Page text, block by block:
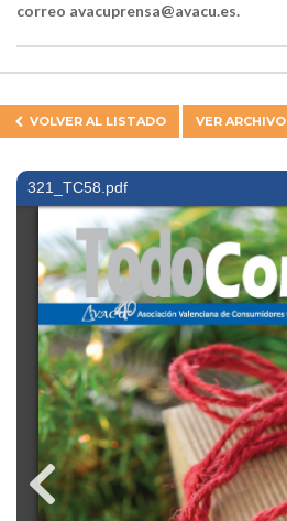
correo avacuprensa@avacu.es.
VOLVER AL LISTADO VER ARCHIVO